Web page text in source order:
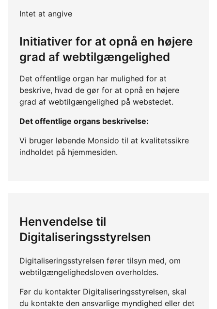
Intet at angive
Initiativer for at opnå en højere
grad af webtilgængelighed
Det offentlige organ har mulighed for at
beskrive, hvad de gør for at opnå en højere
grad af webtilgængelighed på webstedet.
Det offentlige organs beskrivelse:
Vi bruger løbende Monsido til at kvalitetssikre
indholdet på hjemmesiden.
Henvendelse til
Digitaliseringsstyrelsen
Digitaliseringsstyrelsen fører tilsyn med, om
webtilgængelighedsloven overholdes.
Før du kontakter Digitaliseringsstyrelsen, skal
du kontakte den ansvarlige myndighed eller det